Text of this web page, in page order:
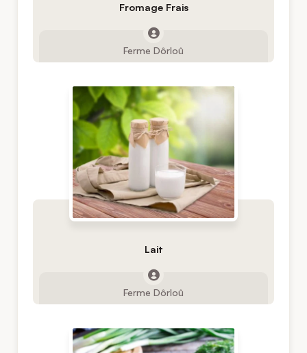
Fromage Frais
Ferme Dôrloû
Lait
Ferme Dôrloû